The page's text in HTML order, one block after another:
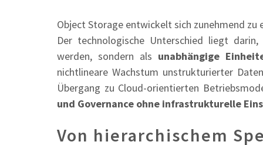
Object Storage entwickelt sich zunehmend
Der technologische Unterschied liegt
werden, sondern als unabhängige
nichtlineare Wachstum unstrukturierter
Übergang zu Cloud-orientierten
und Governance ohne infrastrukturelle
Von hierarchischem